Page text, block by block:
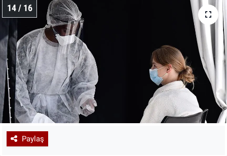
14 / 16
Paylaş